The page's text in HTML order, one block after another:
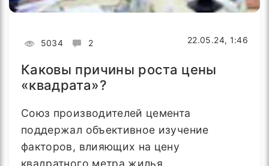
5034 2 22.05.24, 1:46
Каковы причины роста цены
«квадрата»?
Союз производителей цемента
поддержал объективное изучение
факторов, влияющих на цену
квадратного метра жилья